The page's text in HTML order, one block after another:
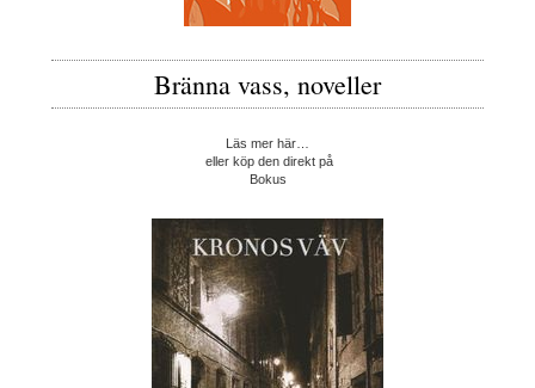
Bränna vass, noveller
Läs mer här…
eller köp den direkt på
Bokus